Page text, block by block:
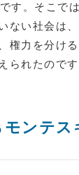
す。そこで
ない社会は
権力を分け
られたのです
ンテス